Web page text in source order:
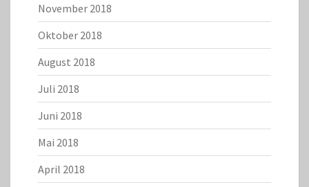
November 2018
Oktober 2018
August 2018
Juli 2018
Juni 2018
Mai 2018
April 2018